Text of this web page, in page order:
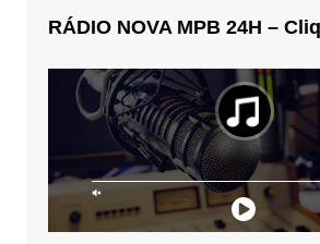
RÁDIO NOVA MPB 24H –